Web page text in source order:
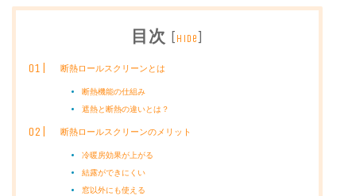
目次 [hide]
断熱ロールスクリーンとは
断熱機能の仕組み
遮熱と断熱の違いとは？
断熱ロールスクリーンのメリット
冷暖房効果が上がる
結露ができにくい
窓以外にも使える